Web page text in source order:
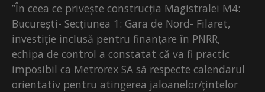
”În ceea ce privește construcția Magistralei M4:
București- Secțiunea 1: Gara de Nord- Filaret,
investiție inclusă pentru finanțare în PNRR,
echipa de control a constatat că va fi practic
imposibil ca Metrorex SA să respecte calendarul
orientativ pentru atingerea jaloanelor/țintelor